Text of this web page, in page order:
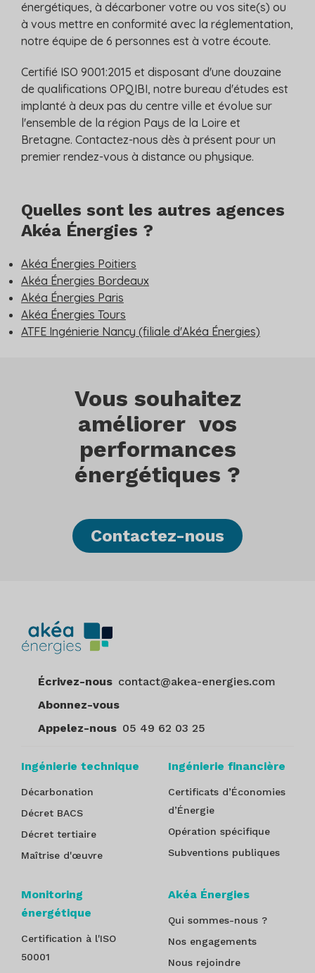
énergétiques, à décarboner votre ou vos site(s) ou
à vous mettre en conformité avec la réglementation,
notre équipe de 6 personnes est à votre écoute.
Certifié ISO 9001:2015 et disposant d'une douzaine
de qualifications OPQIBI, notre bureau d'études est
implanté à deux pas du centre ville et évolue sur
l'ensemble de la région Pays de la Loire et
Bretagne. Contactez-nous dès à présent pour un
premier rendez-vous à distance ou physique.
Quelles sont les autres agences
Akéa Énergies ?
Akéa Énergies Poitiers
Akéa Énergies Bordeaux
Akéa Énergies Paris
Akéa Énergies Tours
ATFE Ingénierie Nancy (filiale d'Akéa Énergies)
Vous souhaitez
améliorer vos
performances
énergétiques ?
Contactez-nous
Écrivez-nous contact@akea-energies.com
Abonnez-vous
Appelez-nous 05 49 62 03 25
Ingénierie technique
Décarbonation
Décret BACS
Décret tertiaire
Maîtrise d'œuvre
Ingénierie financière
Certificats d’Économies
d’Énergie
Opération spécifique
Subventions publiques
Monitoring
énergétique
Certification à l'ISO
50001
Akéa Énergies
Qui sommes-nous ?
Nos engagements
Nous rejoindre